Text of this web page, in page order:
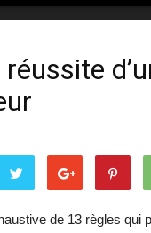
de 13 règles qui